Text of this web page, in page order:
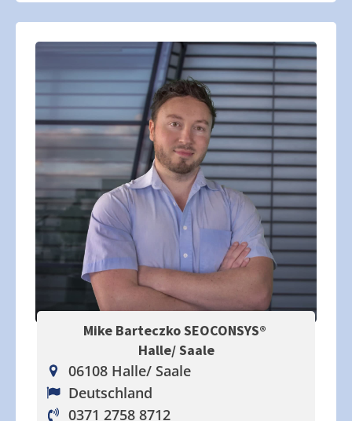
Mike Barteczko SEOCONSYS®
Halle/ Saale
06108 Halle/ Saale
Deutschland
0371 2758 8712